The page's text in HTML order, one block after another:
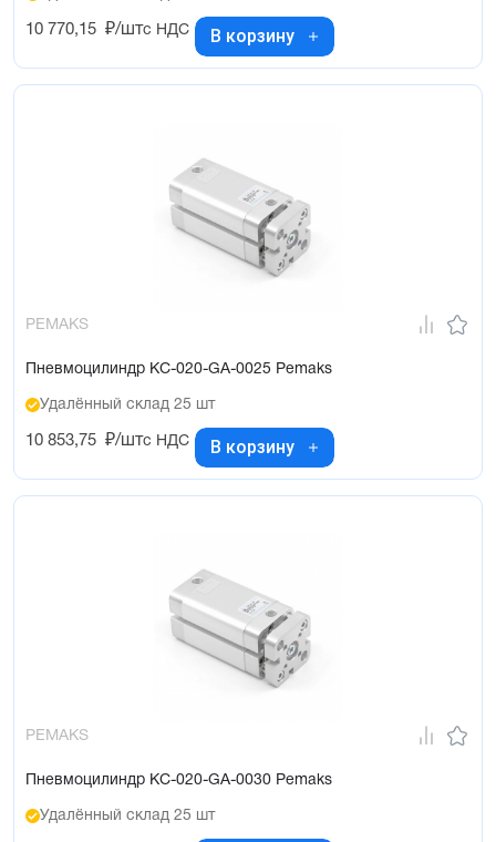
10 770,15 ₽/штс НДС В корзину
PEMAKS
Пневмоцилиндр KC-020-GA-0025 Pemaks
Удалённый склад 25 шт
10 853,75 ₽/штс НДС В корзину
PEMAKS
Пневмоцилиндр KC-020-GA-0030 Pemaks
Удалённый склад 25 шт